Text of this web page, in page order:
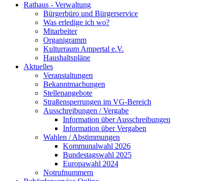
Rathaus - Verwaltung
Bürgerbüro und Bürgerservice
Was erledige ich wo?
Mitarbeiter
Organigramm
Kulturraum Ampertal e.V.
Haushaltspläne
Aktuelles
Veranstaltungen
Bekanntmachungen
Stellenangebote
Straßensperrungen im VG-Bereich
Ausschreibungen / Vergabe
Information über Ausschreibungen
Information über Vergaben
Wahlen / Abstimmungen
Kommunalwahl 2026
Bundestagswahl 2025
Europawahl 2024
Notrufnummern